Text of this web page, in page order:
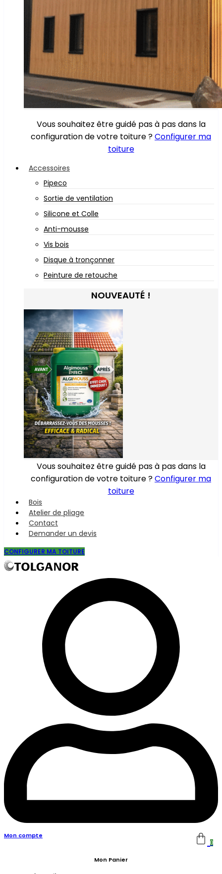
Vous souhaitez être guidé pas à pas dans la
configuration de votre toiture ?Configurer ma
toiture
Accessoires
Pipeco
Sortie de ventilation
Silicone et Colle
Anti-mousse
Vis bois
Disque à tronçonner
Peinture de retouche
NOUVEAUTÉ !
Vous souhaitez être guidé pas à pas dans la
configuration de votre toiture ?Configurer ma
toiture
Bois
Atelier de pliage
Contact
Demander un devis
CONFIGURER MA TOITURE
Mon compte
0
Mon Panier